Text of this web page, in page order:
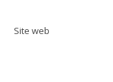
Site web